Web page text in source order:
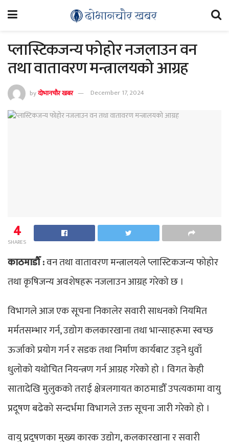
प्लास्टिकजन्य फोहोर नजलाउन वन
तथा वातावरण मन्त्रालयको आग्रह
byदोभानचौर खबर December 17, 2024
4
SHARES
काठमाडौँ :वन तथा वातावरण मन्त्रालयले प्लास्टिकजन्य फोहोर
तथा कृषिजन्य अवशेषहरू नजलाउन आग्रह गरेको छ ।
विभागले आज एक सूचना निकालेर सवारी साधनको नियमित
मर्मतसम्भार गर्न, उद्योग कलकारखाना तथा भान्साहरूमा स्वच्छ
ऊर्जाको प्रयोग गर्न र सडक तथा निर्माण कार्यबाट उड्ने धुवाँ
धुलोको यथोचित नियन्त्रण गर्न आग्रह गरेको हो । विगत केही
सातादेखि मुलुकको तराई क्षेत्रलगायत काठमाडौँ उपत्यकामा वायु
प्रदूषण बढेको सन्दर्भमा विभागले उक्त सूचना जारी गरेको हो ।
वायु प्रदूषणका मुख्य कारक उद्योग, कलकारखाना र सवारी